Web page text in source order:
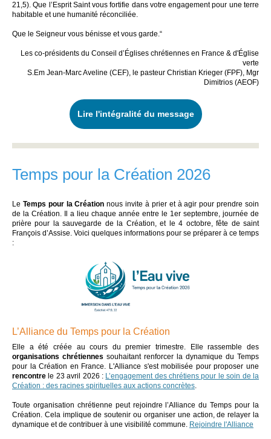
21,5). Que l’Esprit Saint vous fortifie dans votre engagement pour une terre
habitable et une humanité réconciliée.
Que le Seigneur vous bénisse et vous garde.“
Les co-présidents du Conseil d’Églises chrétiennes en France & d'Église
verte
S.Em Jean-Marc Aveline (CEF), le pasteur Christian Krieger (FPF), Mgr
Dimitrios (AEOF)
Lire l'intégralité du message
Temps pour la Création 2026
Le Temps pour la Création nous invite à prier et à agir pour prendre soin
de la Création. Il a lieu chaque année entre le 1er septembre, journée de
prière pour la sauvegarde de la Création, et le 4 octobre, fête de saint
François d’Assise. Voici quelques informations pour se préparer à ce temps
:
L’Alliance du Temps pour la Création
Elle a été créée au cours du premier trimestre. Elle rassemble des
organisations chrétiennes souhaitant renforcer la dynamique du Temps
pour la Création en France. L'Alliance s'est mobilisée pour proposer une
rencontre le 23 avril 2026 : L’engagement des chrétiens pour le soin de la
Création : des racines spirituelles aux actions concrètes
Toute organisation chrétienne peut rejoindre l’Alliance du Temps pour la
Création. Cela implique de soutenir ou organiser une action, de relayer la
dynamique et de contribuer à une visibilité commune. Rejoindre l'Alliance